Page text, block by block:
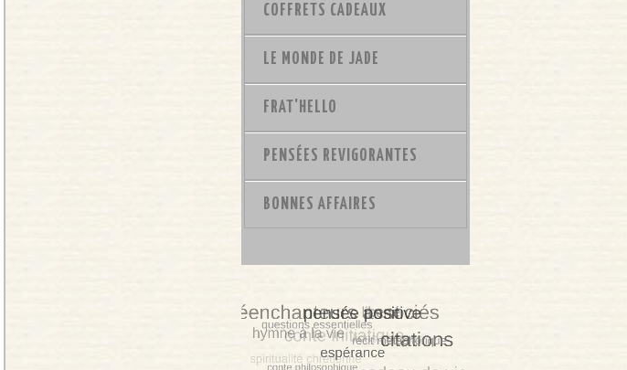
COFFRETS CADEAUX
LE MONDE DE JADE
FRAT'HELLO
PENSÉES REVIGORANTES
BONNES AFFAIRES